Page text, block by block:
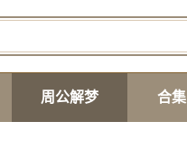
周公解梦 合集